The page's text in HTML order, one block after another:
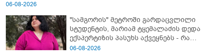
06-08-2026
"სამგორის" მეტროში გარდაცვლილი
სტუდენტის, მარიამ ტყემალაძის დედა
ექსპერტიზის პასუხს აქვეყნებს - რა
გახდა გოგონას გარდაცვალების მიზეზი?
06-08-2026